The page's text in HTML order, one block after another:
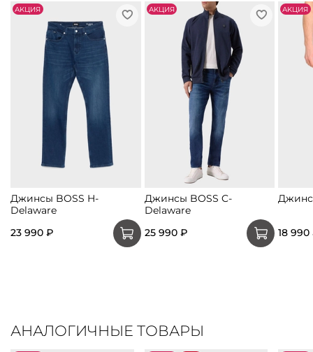
АKЦИЯ
Джинсы BOSS H-
Delaware
23 990 ₽
АKЦИЯ
Джинсы BOSS C-
Delaware
25 990 ₽
АKЦИЯ
18
АНАЛОГИЧНЫЕ ТОВАРЫ